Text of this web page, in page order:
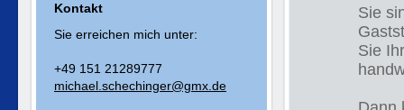
Sie
Sie
Kontakt
Sie erreichen mich unter:
+49 151 21289777
michael.schechinger@gmx.de